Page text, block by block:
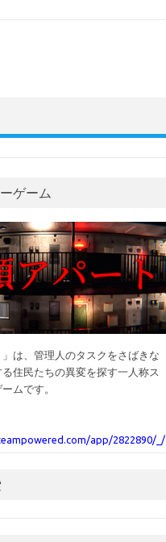
ゲーム
」は、管理人のタスクをさばきな
住民たちの異変を探す一人称ス
ムです。
app/2822890/_/